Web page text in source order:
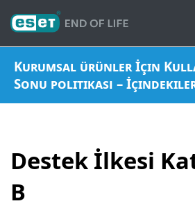
Kurumsal ürünler İçin
Sonu politikası –
Destek İlkesi
B